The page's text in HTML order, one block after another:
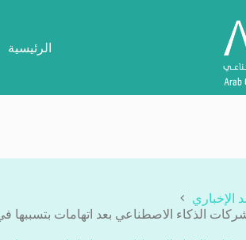
الرئيسية
الإخباري
الذكاء الاصطناعي بعد اتهامات بتسببها